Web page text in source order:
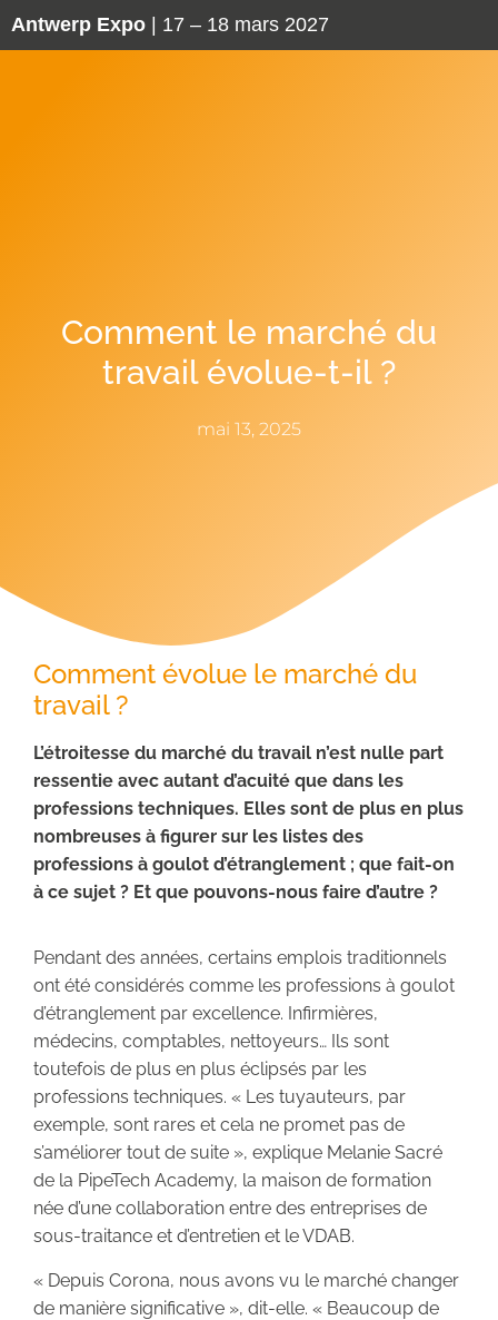
Antwerp Expo | 17 – 18 mars 2027
Comment le marché du
travail évolue-t-il ?
mai 13, 2025
Comment évolue le marché du
travail ?
L’étroitesse du marché du travail n’est nulle part
ressentie avec autant d’acuité que dans les
professions techniques. Elles sont de plus en plus
nombreuses à figurer sur les listes des
professions à goulot d’étranglement ; que fait-on
à ce sujet ? Et que pouvons-nous faire d’autre ?
Pendant des années, certains emplois traditionnels
ont été considérés comme les professions à goulot
d’étranglement par excellence. Infirmières,
médecins, comptables, nettoyeurs… Ils sont
toutefois de plus en plus éclipsés par les
professions techniques. « Les tuyauteurs, par
exemple, sont rares et cela ne promet pas de
s’améliorer tout de suite », explique Melanie Sacré
de la PipeTech Academy, la maison de formation
née d’une collaboration entre des entreprises de
sous-traitance et d’entretien et le VDAB.
« Depuis Corona, nous avons vu le marché changer
de manière significative », dit-elle. « Beaucoup de